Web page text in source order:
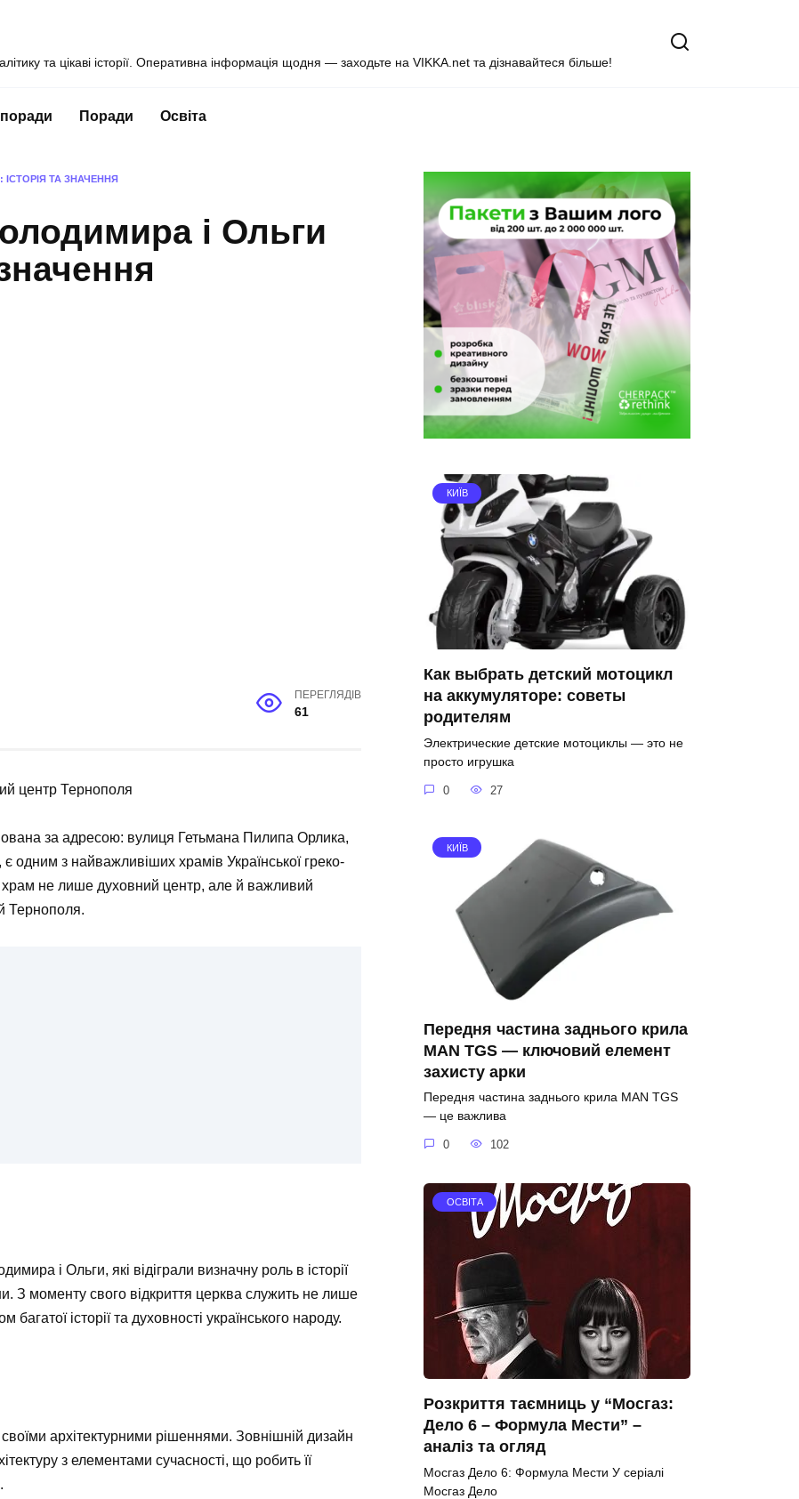
та цікаві історії. Оперативна інформація щодня — заходьте на VIKKA.net та дізнавайтеся більше!
поради Поради Освіта
ТА ЗНАЧЕННЯ
і Ольги
ПЕРЕГЛЯДІВ
61
центр Тернополя
за адресою: вулиця Гетьмана Пилипа Орлика,
одним з найважливіших храмів Української греко-
храм не лише духовний центр, але й важливий
Тернополя.
і Ольги, які відіграли визначну роль в історії
З моменту свого відкриття церква служить не лише
історії та духовності українського народу.
архітектурними рішеннями. Зовнішній дизайн
з елементами сучасності, що робить її
КИЇВ
Как выбрать детский мотоцикл
на аккумуляторе: советы
родителям
Электрические детские мотоциклы — это не
просто игрушка
0 27
КИЇВ
Передня частина заднього крила
MAN TGS — ключовий елемент
захисту арки
Передня частина заднього крила MAN TGS
— це важлива
0 102
ОСВІТА
Розкриття таємниць у “Мосгаз:
Дело 6 – Формула Мести” –
аналіз та огляд
Мосгаз Дело 6: Формула Мести У серіалі
Мосгаз Дело